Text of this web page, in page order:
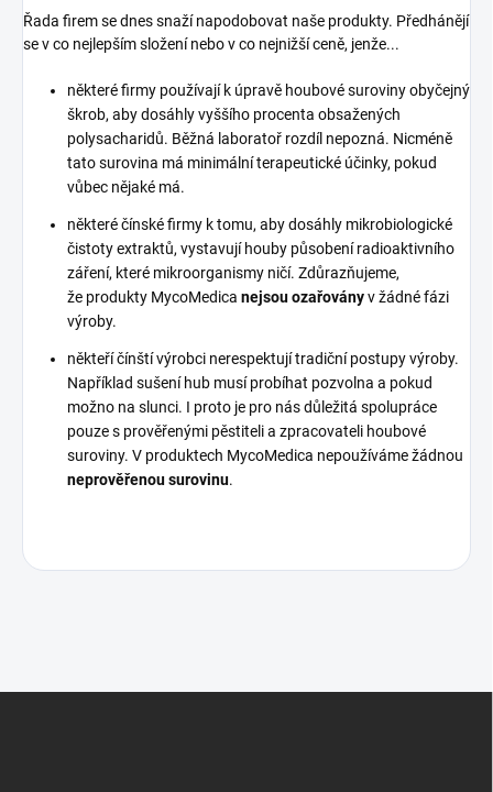
Řada firem se dnes snaží napodobovat naše produkty. Předhánějí
se v co nejlepším složení nebo v co nejnižší ceně, jenže...
některé firmy používají k úpravě houbové suroviny obyčejný
škrob, aby dosáhly vyššího procenta obsažených
polysacharidů. Běžná laboratoř rozdíl nepozná. Nicméně
tato surovina má minimální terapeutické účinky, pokud
vůbec nějaké má.
některé čínské firmy k tomu, aby dosáhly mikrobiologické
čistoty extraktů, vystavují houby působení radioaktivního
záření, které mikroorganismy ničí. Zdůrazňujeme,
že produkty MycoMedica nejsou ozařoványv žádné fázi
výroby.
někteří čínští výrobci nerespektují tradiční postupy výroby.
Například sušení hub musí probíhat pozvolna a pokud
možno na slunci. I proto je pro nás důležitá spolupráce
pouze s prověřenými pěstiteli a zpracovateli houbové
suroviny. V produktech MycoMedica nepoužíváme žádnou
neprověřenou surovinu.